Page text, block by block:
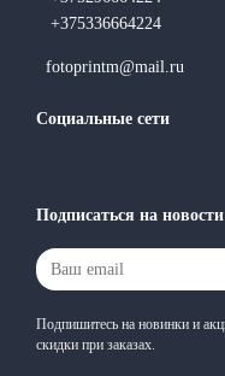
+375336664224
fotoprintm@mail.ru
Социальные сети
Подписаться на новости
Подпишитесь на новинки и
скидки при заказах.